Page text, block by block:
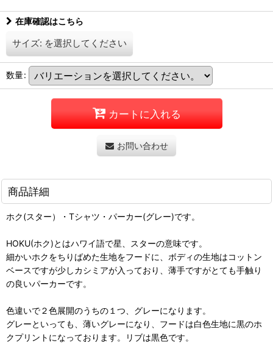
在庫確認はこちら
サイズ: を選択してください
数量:
カートに入れる
お問い合わせ
商品詳細
ホク(スター）・Tシャツ・パーカー(グレー)です。
HOKU(ホク)とはハワイ語で星、スターの意味です。
細かいホクをちりばめた生地をフードに、ボディの生地はコットン
ベースですが少しカシミアが入っており、薄手ですがとても手触り
の良いパーカーです。
色違いで２色展開のうちの１つ、グレーになります。
グレーといっても、薄いグレーになり、フードは白色生地に黒のホ
クプリントになっております。リブは黒色です。